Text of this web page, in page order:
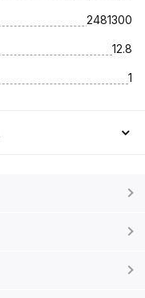
2481300
12.8
1